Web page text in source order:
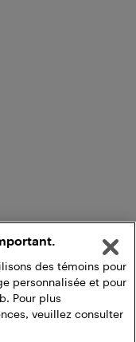
des témoins pour
personnalisée et pour
Pour plus
veuillez consulter